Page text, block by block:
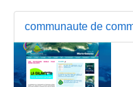
communaute de